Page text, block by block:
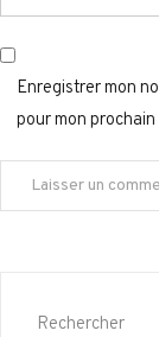
Enregistrer mon
pour mon
Rechercher